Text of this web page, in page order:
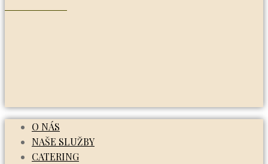
O NÁS
NAŠE SLUŽBY
CATERING